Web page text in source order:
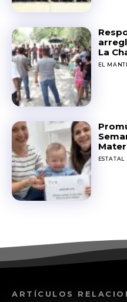
La
EL
ESTATAL
ARTÍCULOS